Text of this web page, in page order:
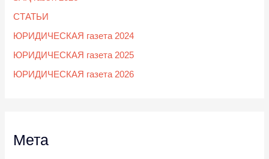
СТАТЬИ
ЮРИДИЧЕСКАЯ газета 2024
ЮРИДИЧЕСКАЯ газета 2025
ЮРИДИЧЕСКАЯ газета 2026
Мета